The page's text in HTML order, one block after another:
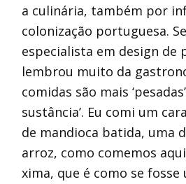
a culinária, também por
colonização portuguesa.
especialista em design de
lembrou muito da
comidas são mais
sustância’. Eu comi um
de mandioca batida, uma
arroz, como comemos
xima, que é como se fosse